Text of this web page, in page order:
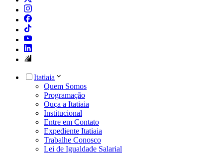
Itatiaia
Quem Somos
Programação
Ouça a Itatiaia
Institucional
Entre em Contato
Expediente Itatiaia
Trabalhe Conosco
Lei de Igualdade Salarial